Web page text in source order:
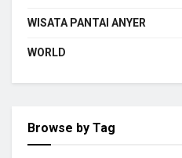
WISATA PANTAI ANYER
WORLD
Browse by Tag